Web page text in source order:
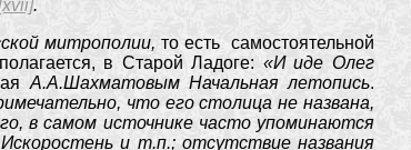
.
митрополии,то есть самостоятельной
в Старой Ладоге: «И иде Олег
А.А.Шахматовым Начальная летопись.
что его столица не названа,
в самом источнике часто упоминаются
и т.п.; отсутствие названия